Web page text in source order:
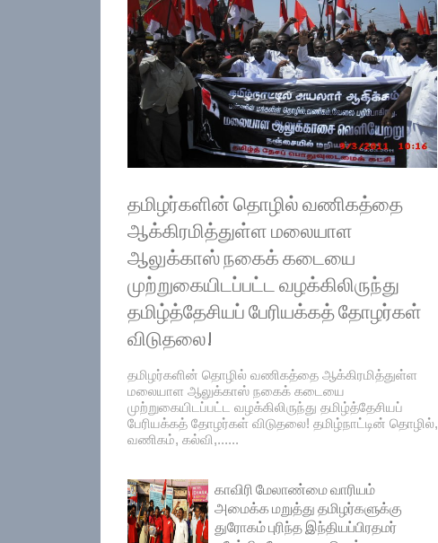
தமிழர்களின் தொழில் வணிகத்தை
ஆக்கிரமித்துள்ள மலையாள
ஆலுக்காஸ் நகைக் கடையை
முற்றுகையிடப்பட்ட வழக்கிலிருந்து
தமிழ்த்தேசியப் பேரியக்கத் தோழர்கள்
விடுதலை!
தமிழர்களின் தொழில் வணிகத்தை ஆக்கிரமித்துள்ள
மலையாள ஆலுக்காஸ் நகைக் கடையை
முற்றுகையிடப்பட்ட வழக்கிலிருந்து தமிழ்த்தேசியப்
பேரியக்கத் தோழர்கள் விடுதலை! தமிழ்நாட்டின் தொழில்,
வணிகம், கல்வி,......
காவிரி மேலாண்மை வாரியம்
அமைக்க மறுத்து தமிழர்களுக்கு
துரோகம் புரிந்த இந்தியப்பிரதமர்